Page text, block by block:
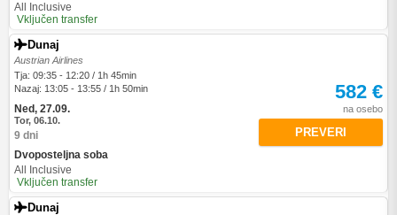
All Inclusive
Vključen transfer
Dunaj
Austrian Airlines
Tja: 09:35 - 12:20 / 1h 45min
Nazaj: 13:05 - 13:55 / 1h 50min
Ned, 27.09.
Tor, 06.10.
9 dni
Dvoposteljna soba
All Inclusive
Vključen transfer
582 €
na osebo
PREVERI
Dunaj